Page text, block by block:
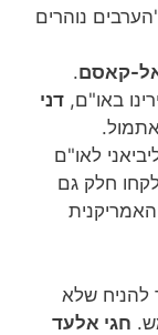
נוהרים
קאסם.
באו"ם, דני
לאו"ם
לקחו חלק גם
להניח שלא
חגי אלעד